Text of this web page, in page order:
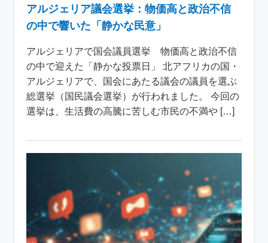
アルジェリア議会選挙：物価高と政治不信
の中で響いた「静かな民意」
アルジェリアで国会議員選挙 物価高と政治不信
の中で迎えた「静かな投票日」 北アフリカの国・
アルジェリアで、国会にあたる議会の議員を選ぶ
総選挙（国民議会選挙）が行われました。 今回の
選挙は、生活費の高騰に苦しむ市民の不満や […]